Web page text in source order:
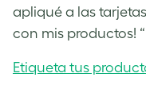
apliqué a las
con mis productos! “
Etiqueta tus